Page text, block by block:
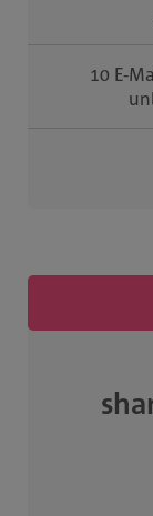
10 E-